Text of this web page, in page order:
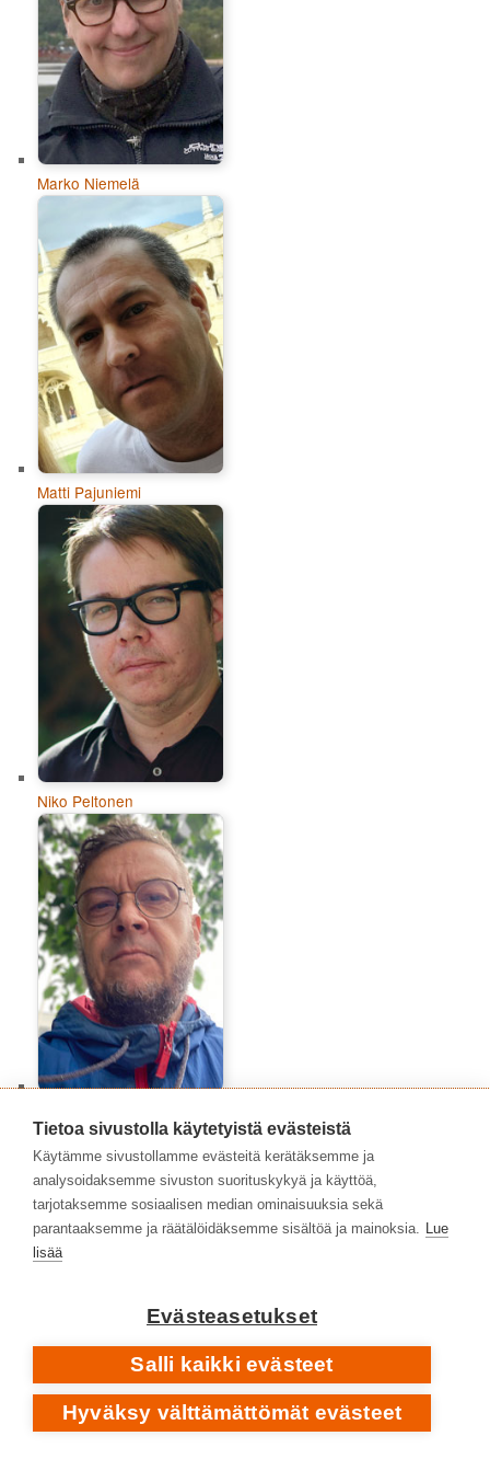
Marko Niemelä
Matti Pajuniemi
Niko Peltonen
Timo Kalevi Forss
Tietoa sivustolla käytetyistä evästeistä
Käytämme sivustollamme evästeitä kerätäksemme ja
analysoidaksemme sivuston suorituskykyä ja käyttöä,
tarjotaksemme sosiaalisen median ominaisuuksia sekä
parantaaksemme ja räätälöidäksemme sisältöä ja mainoksia. Lue
lisää
Evästeasetukset
Salli kaikki evästeet
Hyväksy välttämättömät evästeet